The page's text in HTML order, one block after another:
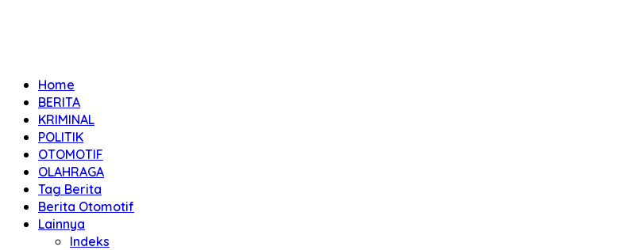
Home
BERITA
KRIMINAL
POLITIK
OTOMOTIF
OLAHRAGA
Tag Berita
Berita Otomotif
Lainnya
Indeks